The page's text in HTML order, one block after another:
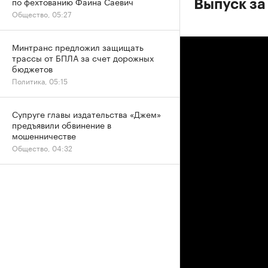
Выпуск
Общество, 05:27
Минтранс предложил защищать
трассы от БПЛА за счет дорожных
бюджетов
Политика, 05:15
Супруге главы издательства «Джем»
предъявили обвинение в
мошенничестве
Общество, 04:32